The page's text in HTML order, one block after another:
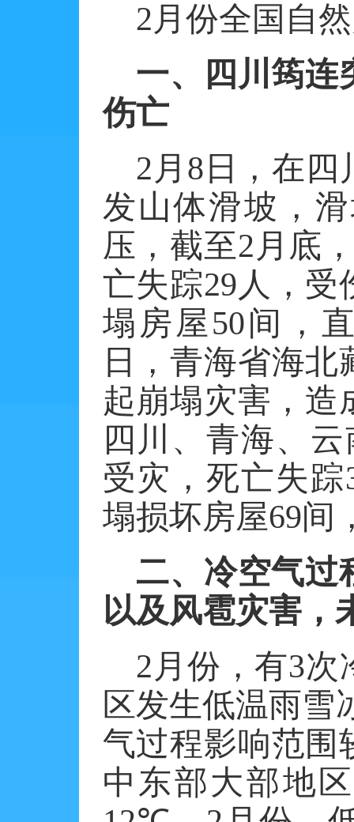
2月份全国自
一、四川筠连
伤亡
2 月 8 日，在
发山体滑坡，
压，截至2 月底
亡失踪29 人，受
塌房屋 50间，
日，青海省海
起崩塌灾害，造
四川、青海、
受灾，死亡失踪
塌损坏房屋69间
二、冷空气过
以及风雹灾害，
2 月份，有3次
区发生低温雨雪
气过程影响范围
中东部大部地